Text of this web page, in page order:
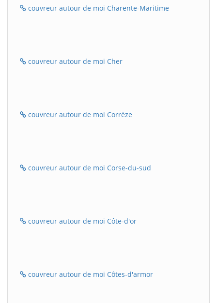
couvreur autour de moi Charente-Maritime
couvreur autour de moi Cher
couvreur autour de moi Corrèze
couvreur autour de moi Corse-du-sud
couvreur autour de moi Côte-d'or
couvreur autour de moi Côtes-d'armor